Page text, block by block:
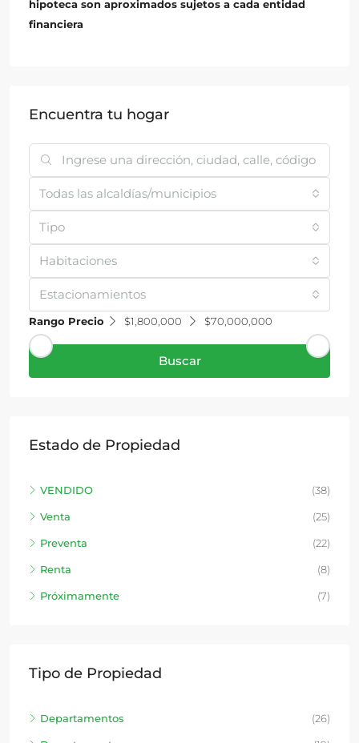
hipoteca son aproximados sujetos a cada entidad
financiera
Encuentra tu hogar
Todas las alcaldías/municipios
Tipo
Habitaciones
Estacionamientos
Rango Precio $1,800,000 $70,000,000
Buscar
Estado de Propiedad
VENDIDO (38)
Venta (25)
Preventa (22)
Renta (8)
Próximamente (7)
Tipo de Propiedad
Departamentos (26)